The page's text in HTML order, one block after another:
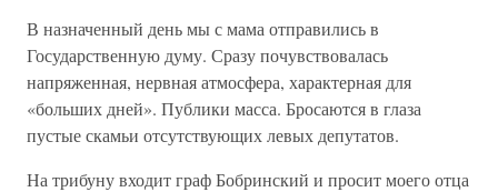
В назначенный день мы с мама отправились в
Государственную думу. Сразу почувствовалась
напряженная, нервная атмосфера, характерная для
«больших дней». Публики масса. Бросаются в глаза
пустые скамьи отсутствующих левых депутатов.
На трибуну входит граф Бобринский и просит моего отца